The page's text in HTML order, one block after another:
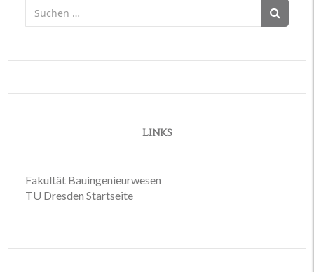
nach:
LINKS
Fakultät Bauingenieurwesen
TU Dresden Startseite